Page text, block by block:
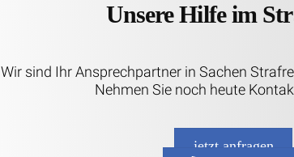
Unsere Hilfe im
Wir sind Ihr Ansprechpartner in Sachen
Nehmen Sie noch heute
jetzt anfragen